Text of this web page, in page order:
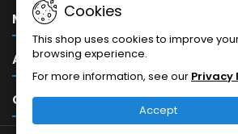
MAIS INFORMAÇÕES
A SUA CONTA
CONTATO
Cookies
This shop uses cookies to improve
browsing experience.
For more information, see our Privacy
Accept